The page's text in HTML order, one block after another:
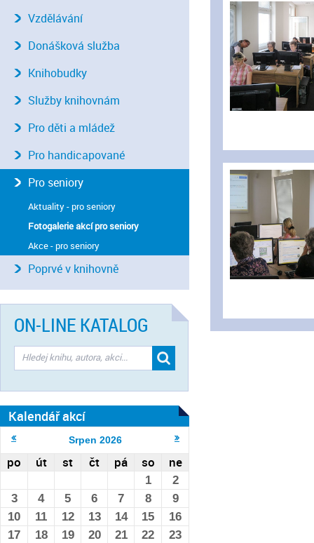
Vzdělávání
Donášková služba
Knihobudky
Služby knihovnám
Pro děti a mládež
Pro handicapované
Pro seniory
Aktuality - pro seniory
Fotogalerie akcí pro seniory
Akce - pro seniory
Poprvé v knihovně
ON-LINE KATALOG
Kalendář akcí
Srpen 2026
po út st čt pá so ne
1
2
3
4 5 6 7 8
9
10
11 12 13 14 15
16
17
18 19 20 21 22
23